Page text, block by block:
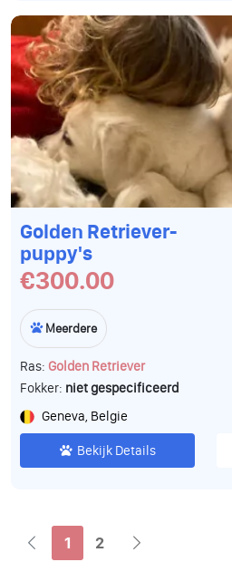
Golden Retriever-
puppy's
€300.00
Meerdere
Ras: Golden Retriever
Fokker: niet gespecificeerd
Geneva, Belgie
Bekijk Details
1 2